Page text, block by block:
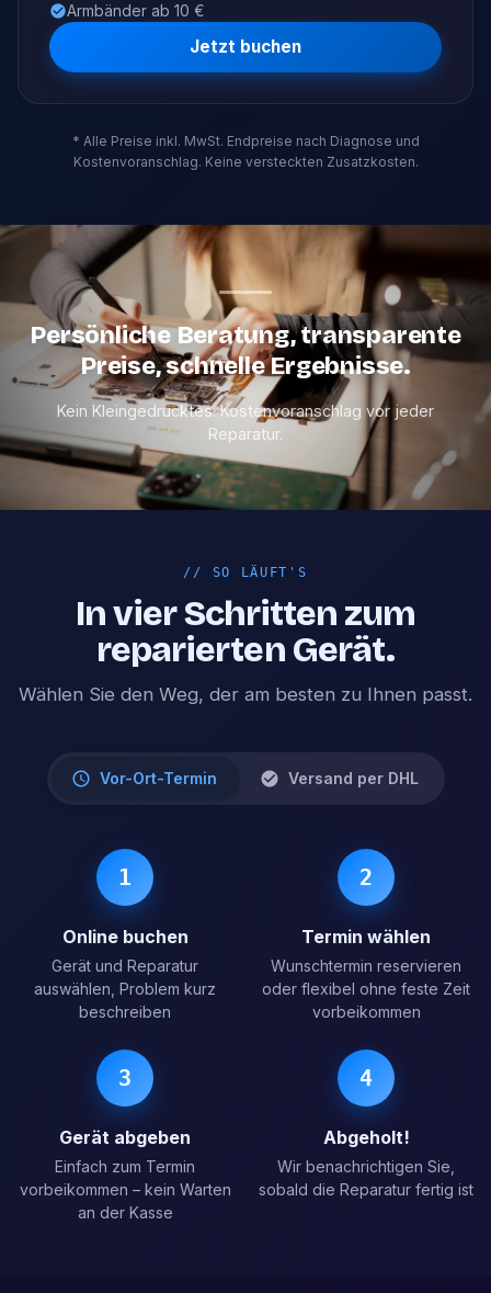
Armbänder ab 10 €
Jetzt buchen
* Alle Preise inkl. MwSt. Endpreise nach Diagnose und
Kostenvoranschlag. Keine versteckten Zusatzkosten.
Persönliche Beratung, transparente
Preise, schnelle Ergebnisse.
Kein Kleingedrucktes. Kostenvoranschlag vor jeder
Reparatur.
// SO LÄUFT'S
In vier Schritten zum
reparierten Gerät.
Wählen Sie den Weg, der am besten zu Ihnen passt.
Vor-Ort-Termin Versand per DHL
1
Online buchen
Gerät und Reparatur
auswählen, Problem kurz
beschreiben
2
Termin wählen
Wunschtermin reservieren
oder flexibel ohne feste Zeit
vorbeikommen
3
Gerät abgeben
Einfach zum Termin
vorbeikommen – kein Warten
an der Kasse
4
Abgeholt!
Wir benachrichtigen Sie,
sobald die Reparatur fertig ist